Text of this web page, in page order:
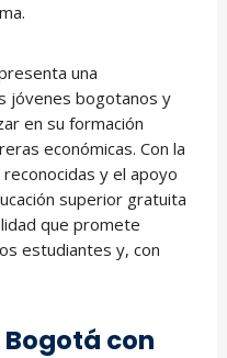
una
jóvenes bogotanos y
en su formación
económicas. Con la
y el apoyo
superior gratuita
que promete
estudiantes y, con
con